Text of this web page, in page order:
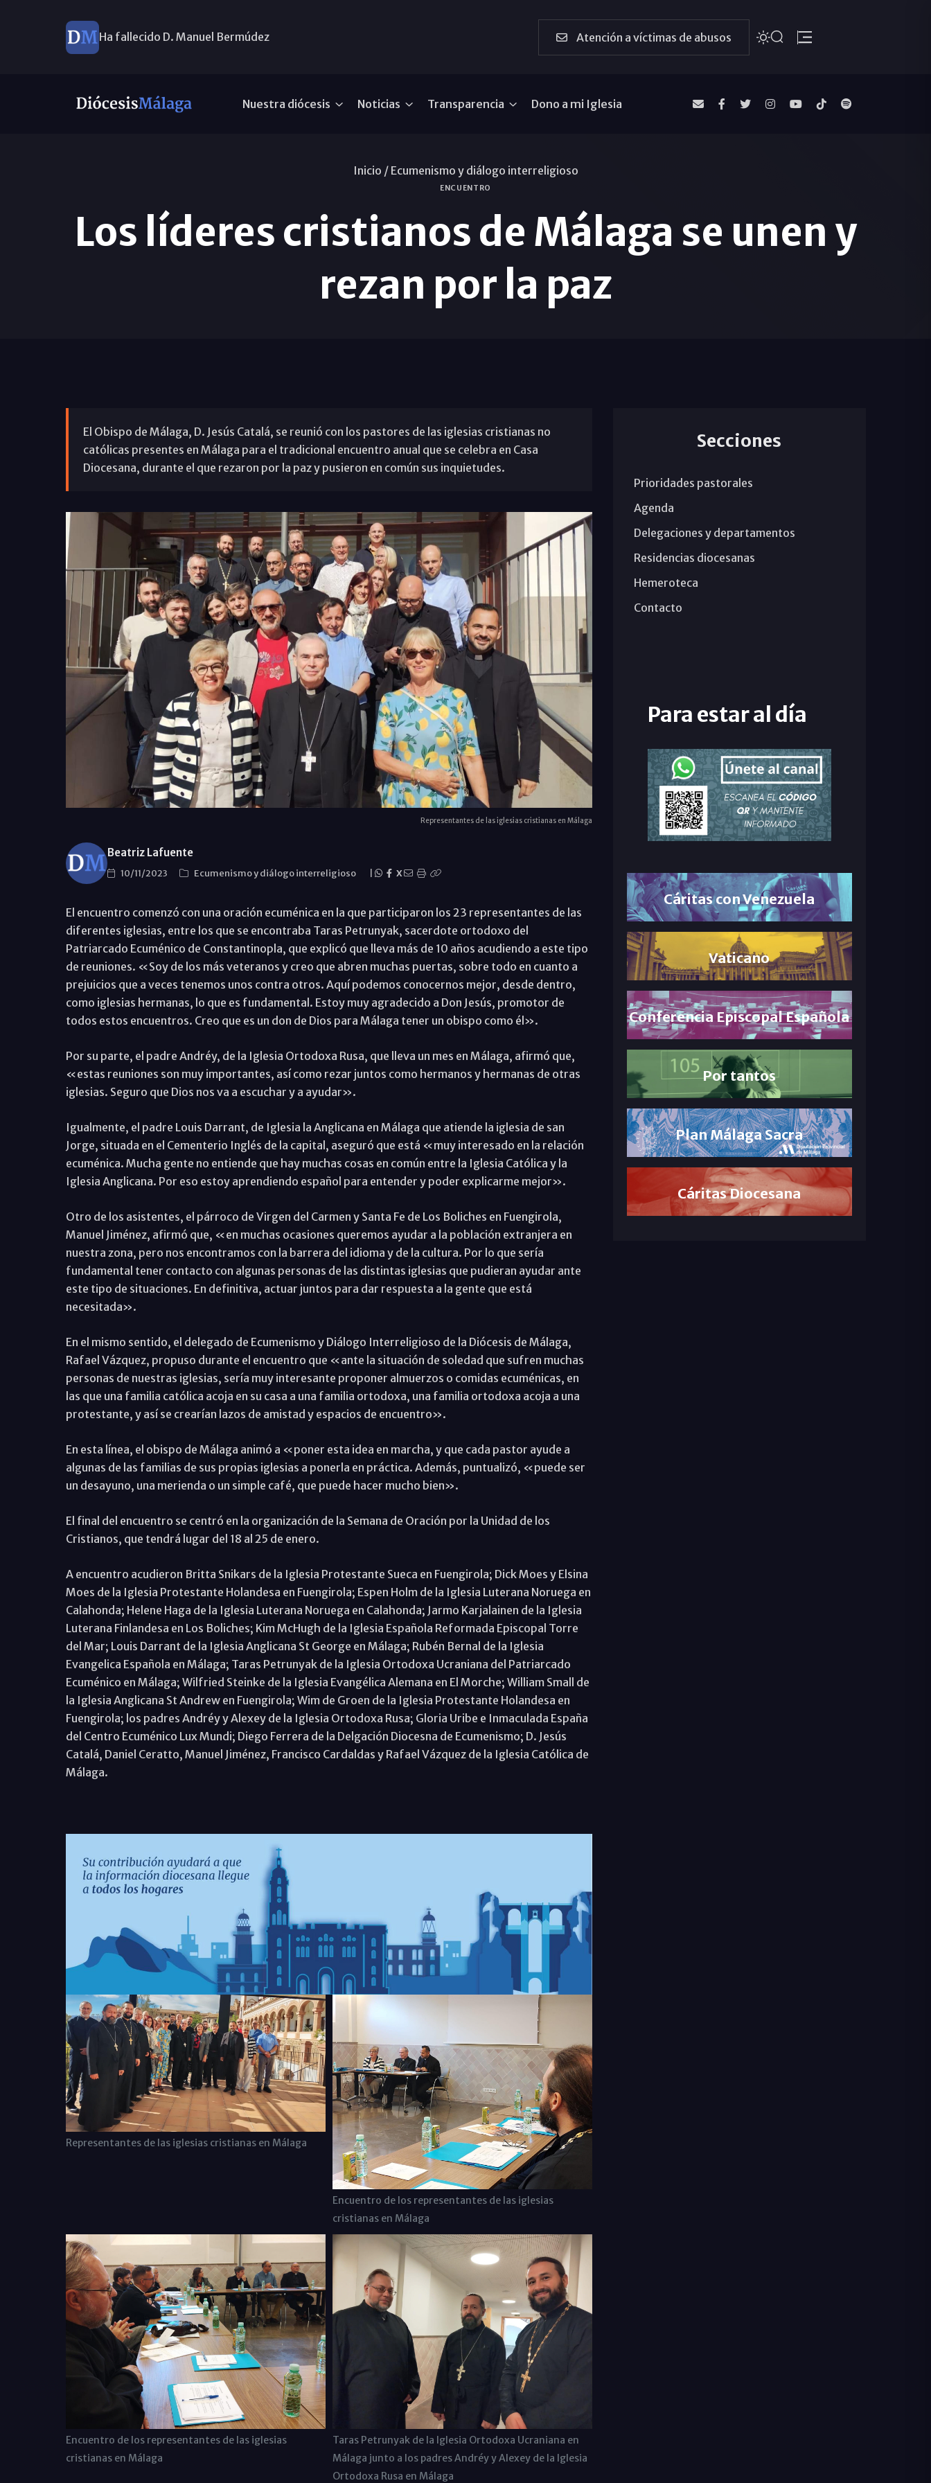
Atención a víctimas de abusos
Nuestra diócesis Noticias Transparencia Dono a mi Iglesia
Inicio / Ecumenismo y diálogo interreligioso
ENCUENTRO
Los líderes cristianos de Málaga se unen y
rezan por la paz
El Obispo de Málaga, D. Jesús Catalá, se reunió con los pastores de las iglesias cristianas no
católicas presentes en Málaga para el tradicional encuentro anual que se celebra en Casa
Diocesana, durante el que rezaron por la paz y pusieron en común sus inquietudes.
Representantes de las iglesias cristianas en Málaga
Beatriz Lafuente
10/11/2023 Ecumenismo y diálogo interreligioso X
El encuentro comenzó con una oración ecuménica en la que participaron los 23 representantes de las
diferentes iglesias, entre los que se encontraba Taras Petrunyak, sacerdote ortodoxo del
Patriarcado Ecuménico de Constantinopla, que explicó que lleva más de 10 años acudiendo a este tipo
de reuniones. «Soy de los más veteranos y creo que abren muchas puertas, sobre todo en cuanto a
prejuicios que a veces tenemos unos contra otros. Aquí podemos conocernos mejor, desde dentro,
como iglesias hermanas, lo que es fundamental. Estoy muy agradecido a Don Jesús, promotor de
todos estos encuentros. Creo que es un don de Dios para Málaga tener un obispo como él».
Por su parte, el padre Andréy, de la Iglesia Ortodoxa Rusa, que lleva un mes en Málaga, afirmó que,
«estas reuniones son muy importantes, así como rezar juntos como hermanos y hermanas de otras
iglesias. Seguro que Dios nos va a escuchar y a ayudar».
Igualmente, el padre Louis Darrant, de Iglesia la Anglicana en Málaga que atiende la iglesia de san
Jorge, situada en el Cementerio Inglés de la capital, aseguró que está «muy interesado en la relación
ecuménica. Mucha gente no entiende que hay muchas cosas en común entre la Iglesia Católica y la
Iglesia Anglicana. Por eso estoy aprendiendo español para entender y poder explicarme mejor».
Otro de los asistentes, el párroco de Virgen del Carmen y Santa Fe de Los Boliches en Fuengirola,
Manuel Jiménez, afirmó que, «en muchas ocasiones queremos ayudar a la población extranjera en
nuestra zona, pero nos encontramos con la barrera del idioma y de la cultura. Por lo que sería
fundamental tener contacto con algunas personas de las distintas iglesias que pudieran ayudar ante
este tipo de situaciones. En definitiva, actuar juntos para dar respuesta a la gente que está
necesitada».
En el mismo sentido, el delegado de Ecumenismo y Diálogo Interreligioso de la Diócesis de Málaga,
Rafael Vázquez, propuso durante el encuentro que «ante la situación de soledad que sufren muchas
personas de nuestras iglesias, sería muy interesante proponer almuerzos o comidas ecuménicas, en
las que una familia católica acoja en su casa a una familia ortodoxa, una familia ortodoxa acoja a una
protestante, y así se crearían lazos de amistad y espacios de encuentro».
En esta línea, el obispo de Málaga animó a «poner esta idea en marcha, y que cada pastor ayude a
algunas de las familias de sus propias iglesias a ponerla en práctica. Además, puntualizó, «puede ser
un desayuno, una merienda o un simple café, que puede hacer mucho bien».
El final del encuentro se centró en la organización de la Semana de Oración por la Unidad de los
Cristianos, que tendrá lugar del 18 al 25 de enero.
A encuentro acudieron Britta Snikars de la Iglesia Protestante Sueca en Fuengirola; Dick Moes y Elsina
Moes de la Iglesia Protestante Holandesa en Fuengirola; Espen Holm de la Iglesia Luterana Noruega en
Calahonda; Helene Haga de la Iglesia Luterana Noruega en Calahonda; Jarmo Karjalainen de la Iglesia
Luterana Finlandesa en Los Boliches; Kim McHugh de la Iglesia Española Reformada Episcopal Torre
del Mar; Louis Darrant de la Iglesia Anglicana St George en Málaga; Rubén Bernal de la Iglesia
Evangelica Española en Málaga; Taras Petrunyak de la Iglesia Ortodoxa Ucraniana del Patriarcado
Ecuménico en Málaga; Wilfried Steinke de la Iglesia Evangélica Alemana en El Morche; William Small de
la Iglesia Anglicana St Andrew en Fuengirola; Wim de Groen de la Iglesia Protestante Holandesa en
Fuengirola; los padres Andréy y Alexey de la Iglesia Ortodoxa Rusa; Gloria Uribe e Inmaculada España
del Centro Ecuménico Lux Mundi; Diego Ferrera de la Delgación Diocesna de Ecumenismo; D. Jesús
Catalá, Daniel Ceratto, Manuel Jiménez, Francisco Cardaldas y Rafael Vázquez de la Iglesia Católica de
Málaga.
Representantes de las iglesias cristianas en Málaga
Encuentro de los representantes de las iglesias
cristianas en Málaga
Encuentro de los representantes de las iglesias
cristianas en Málaga
Taras Petrunyak de la Iglesia Ortodoxa Ucraniana en
Málaga junto a los padres Andréy y Alexey de la Iglesia
Ortodoxa Rusa en Málaga
Secciones
Prioridades pastorales
Agenda
Delegaciones y departamentos
Residencias diocesanas
Hemeroteca
Contacto
Para estar al día
Cáritas con Venezuela
Vaticano
Conferencia Episcopal Española
Por tantos
Plan Málaga Sacra
Cáritas Diocesana